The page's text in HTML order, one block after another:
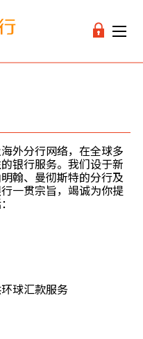
外分行网络，在全球多
银行服务。我们设于新
翰、曼彻斯特的分行及
一贯宗旨，竭诚为你提
球汇款服务